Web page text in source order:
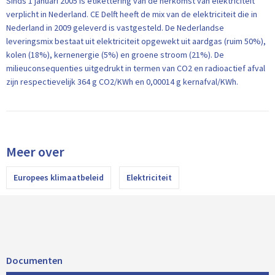
verplicht in Nederland. CE Delft heeft de mix van de elektriciteit die in
Nederland in 2009 geleverd is vastgesteld. De Nederlandse
leveringsmix bestaat uit elektriciteit opgewekt uit aardgas (ruim 50%),
kolen (18%), kernenergie (5%) en groene stroom (21%). De
milieuconsequenties uitgedrukt in termen van CO2 en radioactief afval
zijn respectievelijk 364 g CO2/KWh en 0,00014 g kernafval/KWh.
Meer over
Europees klimaatbeleid Elektriciteit
Documenten